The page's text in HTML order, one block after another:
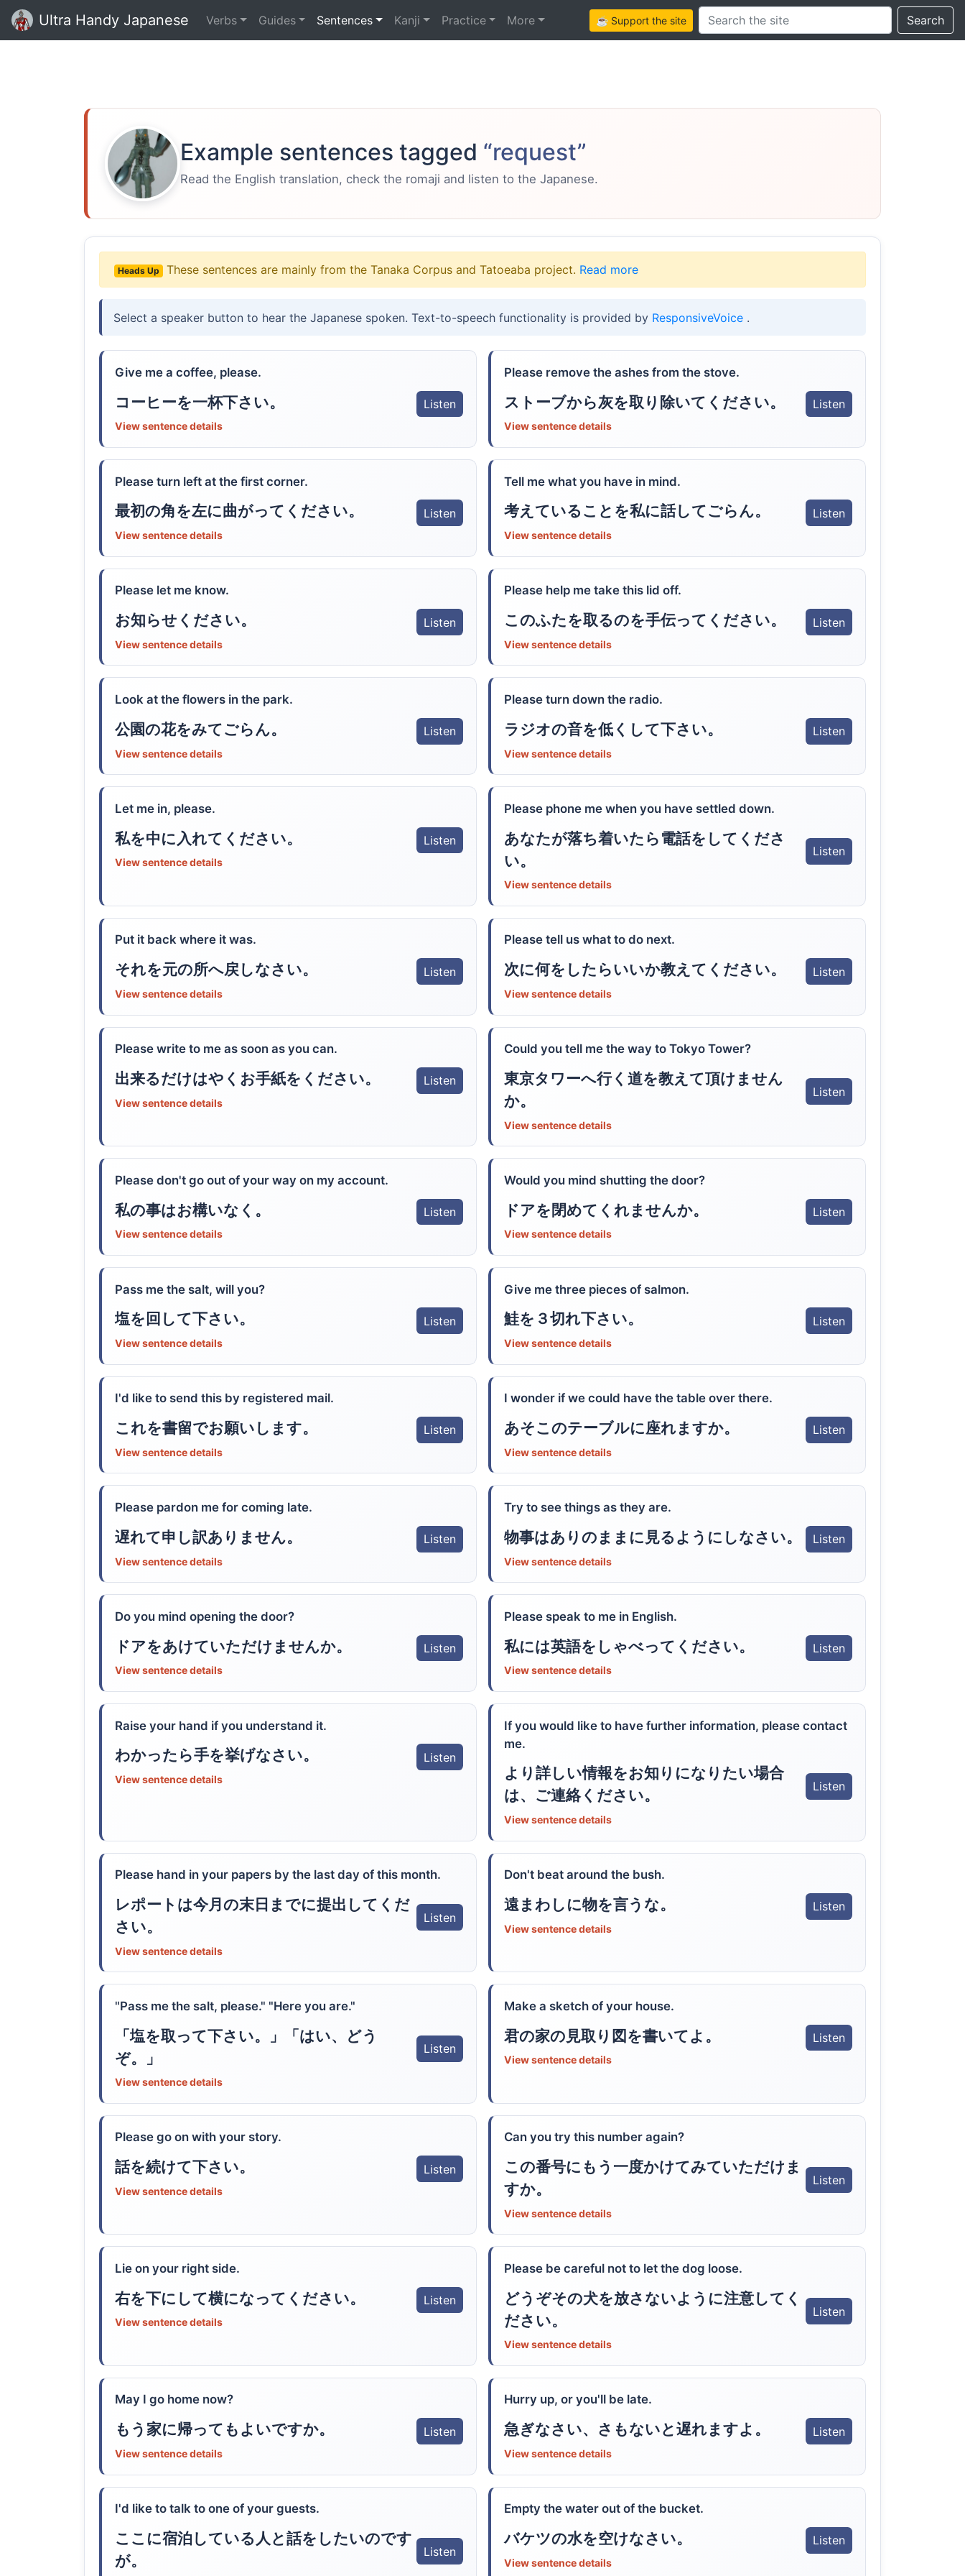
Ultra Handy Japanese Verbs Guides Sentences Kanji Practice More ☕ Support the siteSearch this site Search
Example sentences tagged “request”
Read the English translation, check the romaji and listen to the Japanese.
Heads Up These sentences are mainly from the Tanaka Corpus and Tatoeaba project. Read more
Select a speaker button to hear the Japanese spoken. Text-to-speech functionality is provided by ResponsiveVoice .
Give me a coffee, please.
コーヒーを一杯下さい。 Listen
View sentence details
Please remove the ashes from the stove.
ストーブから灰を取り除いてください。 Listen
View sentence details
Please turn left at the first corner.
最初の角を左に曲がってください。 Listen
View sentence details
Tell me what you have in mind.
考えていることを私に話してごらん。 Listen
View sentence details
Please let me know.
お知らせください。 Listen
View sentence details
Please help me take this lid off.
このふたを取るのを手伝ってください。 Listen
View sentence details
Look at the flowers in the park.
公園の花をみてごらん。 Listen
View sentence details
Please turn down the radio.
ラジオの音を低くして下さい。 Listen
View sentence details
Let me in, please.
私を中に入れてください。 Listen
View sentence details
Please phone me when you have settled down.
あなたが落ち着いたら電話をしてくださ
い。
Listen
View sentence details
Put it back where it was.
それを元の所へ戻しなさい。 Listen
View sentence details
Please tell us what to do next.
次に何をしたらいいか教えてください。 Listen
View sentence details
Please write to me as soon as you can.
出来るだけはやくお手紙をください。 Listen
View sentence details
Could you tell me the way to Tokyo Tower?
東京タワーへ行く道を教えて頂けません
か。
Listen
View sentence details
Please don't go out of your way on my account.
私の事はお構いなく。 Listen
View sentence details
Would you mind shutting the door?
ドアを閉めてくれませんか。 Listen
View sentence details
Pass me the salt, will you?
塩を回して下さい。 Listen
View sentence details
Give me three pieces of salmon.
鮭を３切れ下さい。 Listen
View sentence details
I'd like to send this by registered mail.
これを書留でお願いします。 Listen
View sentence details
I wonder if we could have the table over there.
あそこのテーブルに座れますか。 Listen
View sentence details
Please pardon me for coming late.
遅れて申し訳ありません。 Listen
View sentence details
Try to see things as they are.
物事はありのままに見るようにしなさい。 Listen
View sentence details
Do you mind opening the door?
ドアをあけていただけませんか。 Listen
View sentence details
Please speak to me in English.
私には英語をしゃべってください。 Listen
View sentence details
Raise your hand if you understand it.
わかったら手を挙げなさい。 Listen
View sentence details
If you would like to have further information, please contact
me.
より詳しい情報をお知りになりたい場合
は、ご連絡ください。
Listen
View sentence details
Please hand in your papers by the last day of this month.
レポートは今月の末日までに提出してくだ
さい。
Listen
View sentence details
Don't beat around the bush.
遠まわしに物を言うな。 Listen
View sentence details
"Pass me the salt, please." "Here you are."
「塩を取って下さい。」「はい、どう
ぞ。」
Listen
View sentence details
Make a sketch of your house.
君の家の見取り図を書いてよ。 Listen
View sentence details
Please go on with your story.
話を続けて下さい。 Listen
View sentence details
Can you try this number again?
この番号にもう一度かけてみていただけま
すか。
Listen
View sentence details
Lie on your right side.
右を下にして横になってください。 Listen
View sentence details
Please be careful not to let the dog loose.
どうぞその犬を放さないように注意してく
ださい。
Listen
View sentence details
May I go home now?
もう家に帰ってもよいですか。 Listen
View sentence details
Hurry up, or you'll be late.
急ぎなさい、さもないと遅れますよ。 Listen
View sentence details
I'd like to talk to one of your guests.
ここに宿泊している人と話をしたいのです
が。
Listen
Empty the water out of the bucket.
バケツの水を空けなさい。 Listen
View sentence details